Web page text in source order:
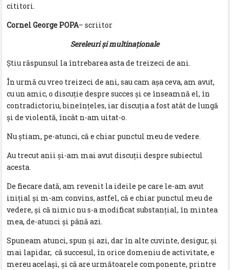
cititori.
Cornel George POPA– scriitor
Sereleuri și multinaționale
Ştiu răspunsul la întrebarea asta de treizeci de ani.
În urmă cu vreo treizeci de ani, sau cam așa ceva, am avut,
cu un amic, o discuţie despre succes şi ce înseamnă el, în
contradictoriu, bineînţeles, iar discuţia a fost atât de lungă
şi de violentă, încât n-am uitat-o.
Nu ştiam, pe-atunci, că e chiar punctul meu de vedere.
Au trecut anii şi-am mai avut discuţii despre subiectul
acesta.
De fiecare dată, am revenit la ideile pe care le-am avut
iniţial şi m-am convins, astfel, că e chiar punctul meu de
vedere, şi că nimic nu s-a modificat substanţial, în mintea
mea, de-atunci şi până azi.
Spuneam atunci, spun şi azi, dar în alte cuvinte, desigur, şi
mai lapidar, că succesul, în orice domeniu de activitate, e
mereu acelaşi, şi că are următoarele componente, printre